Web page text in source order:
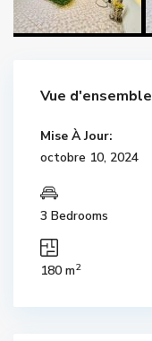
Vue d'ensemble
Mise À Jour:
octobre 10, 2024
3 Bedrooms
180 m2